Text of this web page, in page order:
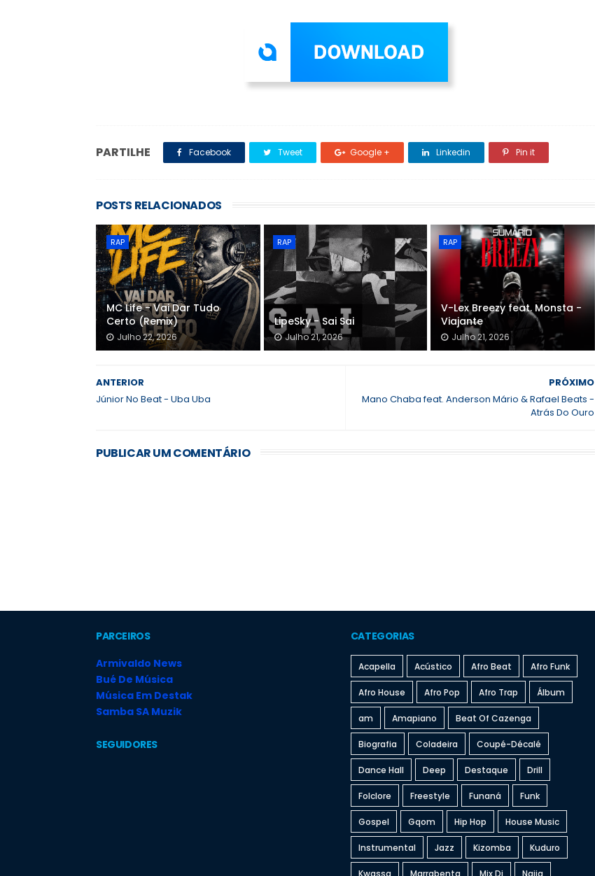
PARTILHE Facebook Tweet Google + Linkedin Pin it
POSTS RELACIONADOS
RAP
MC Life - Vai Dar Tudo
Certo (Remix)
Julho 22, 2026
RAP
LipeSky - Sai Sai
Julho 21, 2026
RAP
V-Lex Breezy feat. Monsta -
Viajante
Julho 21, 2026
PRÓXIMO
Mano Chaba feat. Anderson Mário & Rafael Beats -
Atrás Do Ouro
ANTERIOR
Júnior No Beat - Uba Uba
PUBLICAR UM COMENTÁRIO
PARCEIROS
Armivaldo News
Bué De Música
Música Em Destak
Samba SA Muzik
SEGUIDORES
CATEGORIAS
Acapella Acústico Afro Beat Afro Funk
Afro House Afro Pop Afro Trap Álbum
am Amapiano Beat Of Cazenga
Biografia Coladeira Coupé-Décalé
Dance Hall Deep Destaque Drill
Folclore Freestyle Funaná Funk
Gospel Gqom Hip Hop House Music
Instrumental Jazz Kizomba Kuduro
Kwassa Marrabenta Mix Dj Naija